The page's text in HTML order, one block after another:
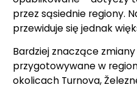
przez sąsiednie regiony.
przewiduje się jednak
Bardziej znaczące
przygotowywane w
okolicach Turnova,